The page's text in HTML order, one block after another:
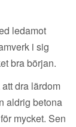
ledamot
i sig
bra början.
dra lärdom
aldrig betona
mycket. Sen